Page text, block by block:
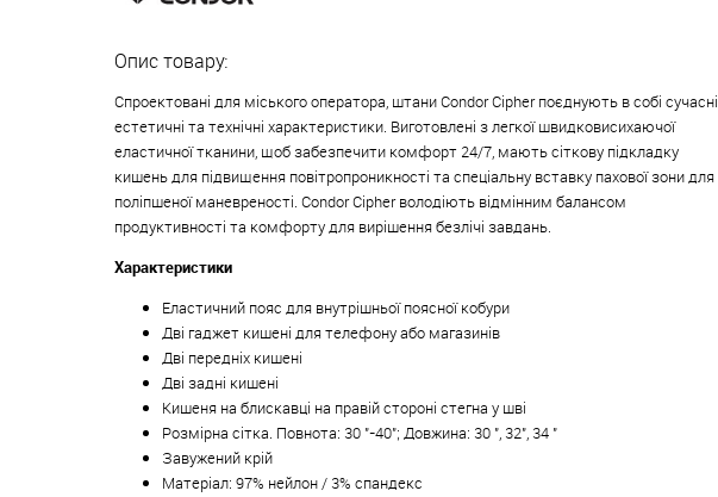
Опис товару:
Спроектовані для міського оператора, штани Condor Cipher поєднують в собі сучасні
естетичні та технічні характеристики. Виготовлені з легкої швидковисихаючої
еластичної тканини, щоб забезпечити комфорт 24/7, мають сіткову підкладку
кишень для підвищення повітропроникності та спеціальну вставку пахової зони для
поліпшеної маневреності. Condor Cipher володіють відмінним балансом
продуктивності та комфорту для вирішення безлічі завдань.
Характеристики
Еластичний пояс для внутрішньої поясної кобури
Дві гаджет кишені для телефону або магазинів
Дві передніх кишені
Дві задні кишені
Кишеня на блискавці на правій стороні стегна у шві
Розмірна сітка. Повнота: 30 "-40"; Довжина: 30 ", 32", 34 "
Завужений крій
Матеріал: 97% нейлон / 3% спандекс